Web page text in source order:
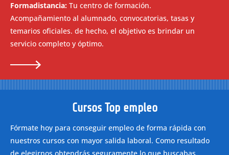
Formadistancia: Tu centro de formación.
Acompañamiento al alumnado, convocatorias, tasas y
temarios oficiales. de hecho, el objetivo es brindar un
servicio completo y óptimo.
Cursos Top empleo
Fórmate hoy para conseguir empleo de forma rápida con
nuestros cursos con mayor salida laboral. Como resultado